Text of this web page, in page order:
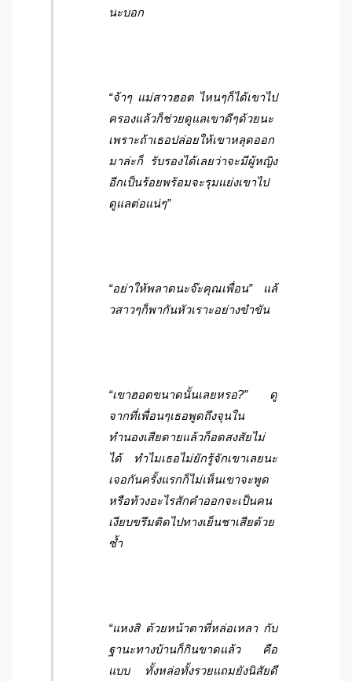
นะบอก
“จ้าๆ แม่สาวฮอต ไหนๆก็ได้เขาไป
ครองแล้วก็ช่วยดูแลเขาดีๆด้วยนะ
เพราะถ้าเธอปล่อยให้เขาหลุดออก
มาล่ะก็ รับรองได้เลยว่าจะมีผู้หญิง
อีกเป็นร้อยพร้อมจะรุมแย่งเขาไป
ดูแลต่อแน่ๆ”
“อย่าให้พลาดนะจ๊ะคุณเพื่อน” แล้
วสาวๆก็พากันหัวเราะอย่างขำขัน
“เขาฮอตขนาดนั้นเลยหรอ?” ดู
จากที่เพื่อนๆเธอพูดถึงจุนใน
ทำนองเสียดายแล้วก็อดสงสัยไม่
ได้ ทำไมเธอไม่ยักรู้จักเขาเลยนะ
เจอกันครั้งแรกก็ไม่เห็นเขาจะพูด
หรือท้วงอะไรสักคำออกจะเป็นคน
เงียบขรึมติดไปทางเย็นชาเสียด้วย
ซ้ำ
“แหงสิ ด้วยหน้าตาที่หล่อเหลา กับ
ฐานะทางบ้านก็กินขาดแล้ว คือ
แบบ ทั้งหล่อทั้งรวยแถมยังนิสัยดี